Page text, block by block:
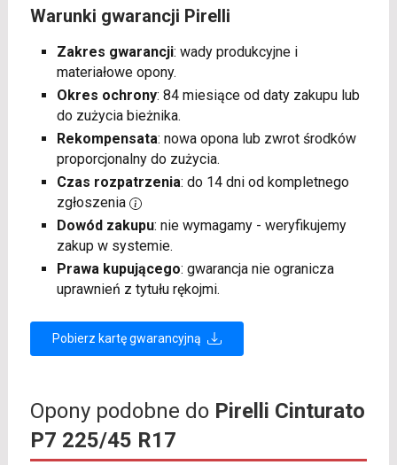
Warunki gwarancji Pirelli
Zakres gwarancji: wady produkcyjne i
materiałowe opony.
Okres ochrony: 84 miesiące od daty zakupu lub
do zużycia bieżnika.
Rekompensata: nowa opona lub zwrot środków
proporcjonalny do zużycia.
Czas rozpatrzenia: do 14 dni od kompletnego
zgłoszenia
Dowód zakupu: nie wymagamy - weryfikujemy
zakup w systemie.
Prawa kupującego: gwarancja nie ogranicza
uprawnień z tytułu rękojmi.
Pobierz kartę gwarancyjną
Opony podobne do Pirelli Cinturato
P7 225/45 R17